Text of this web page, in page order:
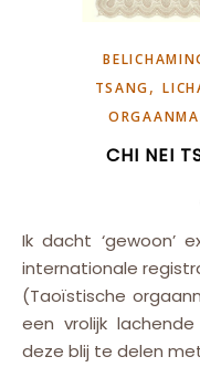
TSANG,
CHI NEI
Ik dacht ‘gewoon’ examen te gaan doen voor mijn
internationale
(Taoïstische
een vrolijk
deze blij te delen